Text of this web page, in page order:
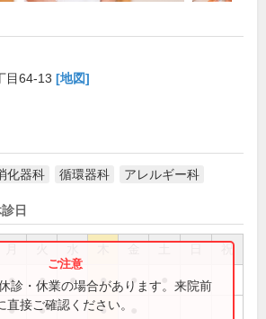
目64-13 [地図]
化器科 循環器科 アレルギー科
日
祝
● ● ● ● ●
● ● ●
診・休業の場合があります。来院前
直接ご確認ください。